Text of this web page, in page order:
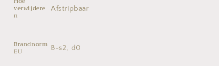
verwijdere
n
Afstripbaar
Brandnorm
EU B-s2, d0